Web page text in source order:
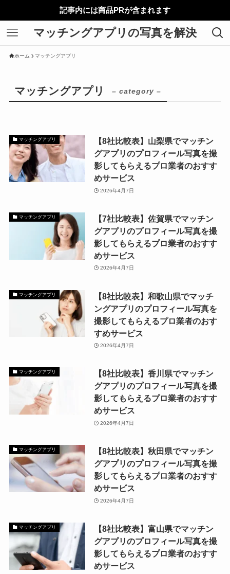
記事内には商品PRが含まれます
マッチングアプリの写真を解決
ホーム マッチングアプリ
マッチングアプリ – category –
マッチングアプリ
【8社比較表】山梨県でマッチン
グアプリのプロフィール写真を撮
影してもらえるプロ業者のおすす
めサービス
2026年4月7日
マッチングアプリ
【7社比較表】佐賀県でマッチン
グアプリのプロフィール写真を撮
影してもらえるプロ業者のおすす
めサービス
2026年4月7日
マッチングアプリ
【8社比較表】和歌山県でマッチ
ングアプリのプロフィール写真を
撮影してもらえるプロ業者のおす
すめサービス
2026年4月7日
マッチングアプリ
【8社比較表】香川県でマッチン
グアプリのプロフィール写真を撮
影してもらえるプロ業者のおすす
めサービス
2026年4月7日
マッチングアプリ
【8社比較表】秋田県でマッチン
グアプリのプロフィール写真を撮
影してもらえるプロ業者のおすす
めサービス
2026年4月7日
マッチングアプリ
【8社比較表】富山県でマッチン
グアプリのプロフィール写真を撮
影してもらえるプロ業者のおすす
めサービス